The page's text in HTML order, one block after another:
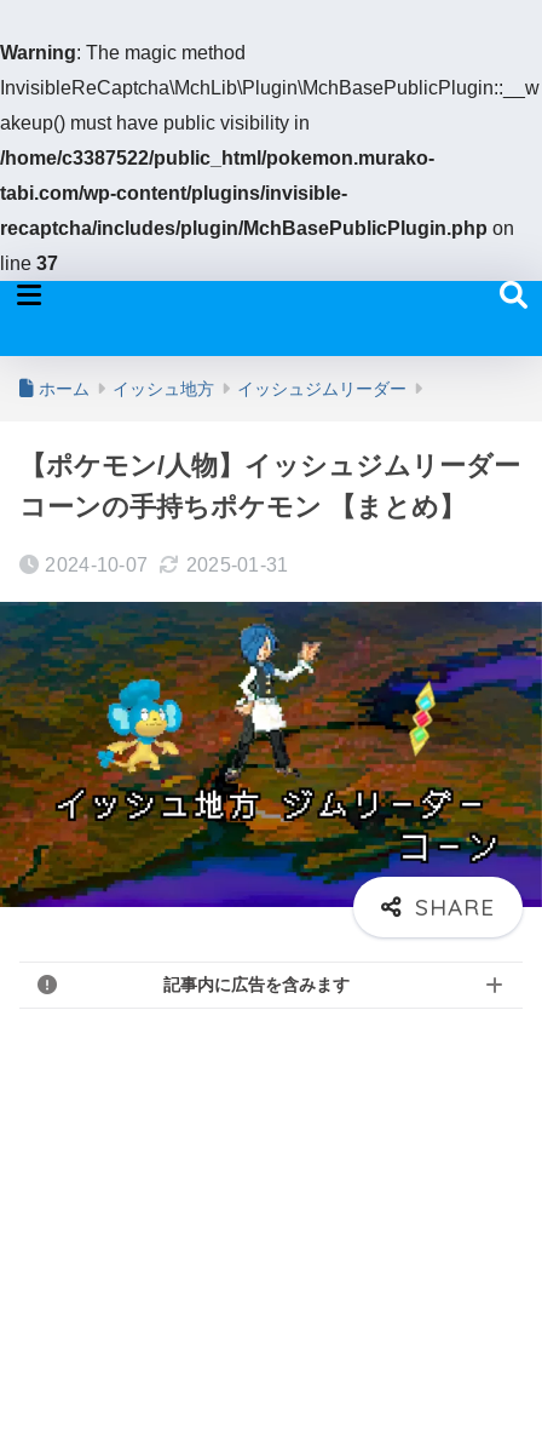
Warning: The magic method
InvisibleReCaptcha\MchLib\Plugin\MchBasePublicPlugin::__w
akeup() must have public visibility in
/home/c3387522/public_html/pokemon.murako-
tabi.com/wp-content/plugins/invisible-
recaptcha/includes/plugin/MchBasePublicPlugin.php on
line 37
ホーム イッシュ地方 イッシュジムリーダー
【ポケモン/人物】イッシュジムリーダー
コーンの手持ちポケモン 【まとめ】
2024-10-07 2025-01-31
記事内に広告を含みます